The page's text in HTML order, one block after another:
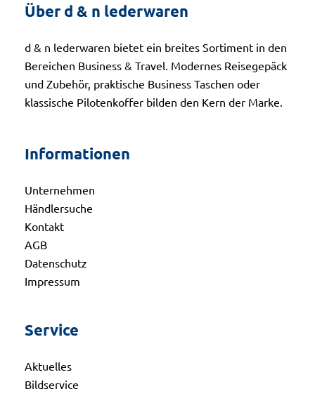
Über d & n lederwaren
d & n lederwaren bietet ein breites Sortiment in den
Bereichen Business & Travel. Modernes Reisegepäck
und Zubehör, praktische Business Taschen oder
klassische Pilotenkoffer bilden den Kern der Marke.
Informationen
Unternehmen
Händlersuche
Kontakt
AGB
Datenschutz
Impressum
Service
Aktuelles
Bildservice